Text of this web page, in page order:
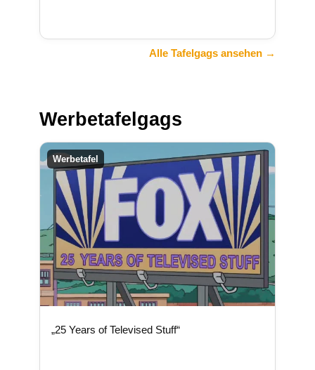
Alle Tafelgags ansehen →
Werbetafelgags
Werbetafel
„25 Years of Televised Stuff“